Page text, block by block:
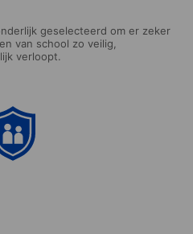
geselecteerd om er zeker
van school zo veilig,
verloopt.